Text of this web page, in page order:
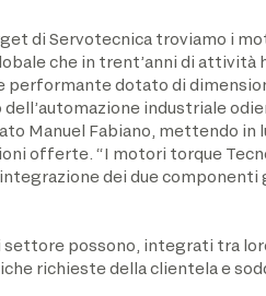
di Servotecnica troviamo i
che in trent’anni di attività
performante dotato di
industriale
Manuel Fabiano, mettendo in
offerte. “I motori torque
dei due
possono, integrati tra
richieste della clientela e